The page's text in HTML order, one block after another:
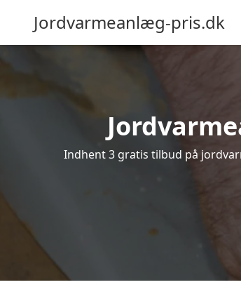
Jordvarmeanlæg-pris.dk
Indhent 3 gratis tilbud på